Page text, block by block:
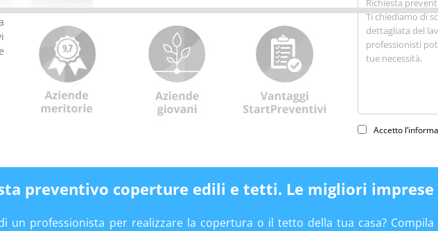
Accetto
preventivo coperture edili e tetti. Le migliori
un professionista per realizzare la copertura o il tetto della tua casa?